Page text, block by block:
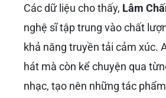
Các dữ liệu cho thấy, Lâm
nghệ sĩ tập trung vào chất
khả năng truyền tải cảm xúc.
hát mà còn kể chuyện qua
nhạc, tạo nên những tác